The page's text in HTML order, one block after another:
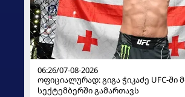
06:26/07-08-2026
ოფიციალურად: გიგა ჭიკაძე UFC-
სექტემბერში გამართავს